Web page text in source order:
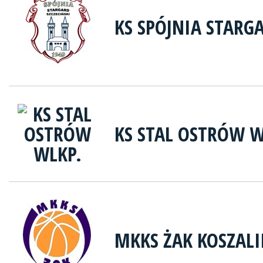
KS SPÓJNIA
KS STAL OSTRÓW
MKKS ŻAK